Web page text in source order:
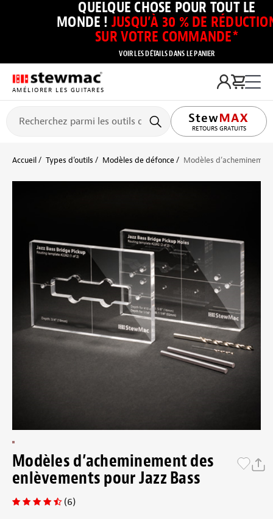
QUELQUE CHOSE POUR TOUT LE
MONDE ! JUSQU’À 30 % DE
SUR VOTRE COMMANDE*
VOIR LES DÉTAILS DANS LE PANIER
AMÉLIORER LES GUITARES
RETOURS GRATUITS
Accueil Types d’outils Modèles de défonce Modèles
Modèles d’acheminement des
enlèvements pour Jazz Bass
(6)